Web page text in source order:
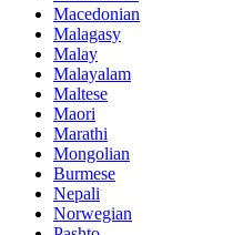
Macedonian
Malagasy
Malay
Malayalam
Maltese
Maori
Marathi
Mongolian
Burmese
Nepali
Norwegian